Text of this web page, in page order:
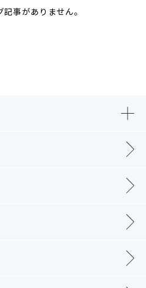
事がありません。